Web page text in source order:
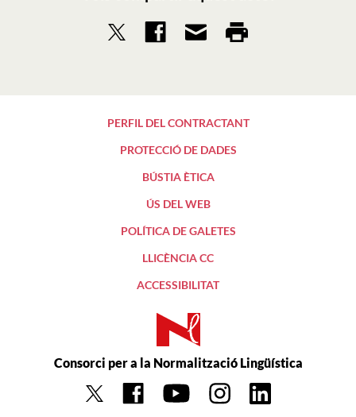
PERFIL DEL CONTRACTANT
PROTECCIÓ DE DADES
BÚSTIA ÈTICA
ÚS DEL WEB
POLÍTICA DE GALETES
LLICÈNCIA CC
ACCESSIBILITAT
Consorci per a la Normalització Lingüística